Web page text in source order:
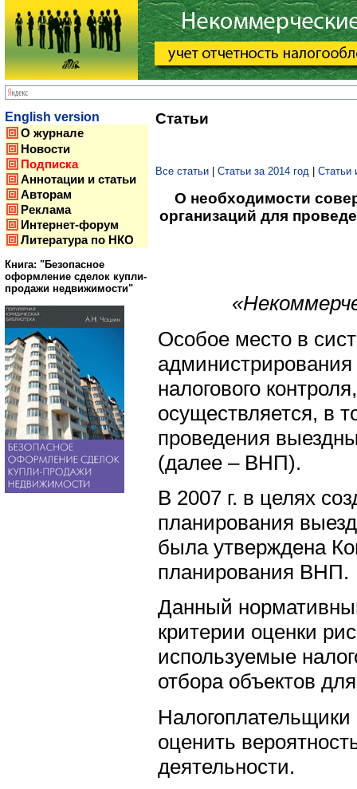
English version
О журнале
Новости
Подписка
Аннотации и статьи
Авторам
Реклама
Интернет-форум
Литература по НКО
Книга: "Безопасное
оформление сделок купли-
продажи недвижимости"
Статьи
Все статьи Статьи за 2014 год Статьи
О необходимости
организаций для
Особое место в
налогового
осуществляется, в
проведения
(далее – ВНП).
В 2007 г. в целях
планирования
была утверждена
планирования ВНП.
Данный
критерии оценки
используемые
отбора объектов
оценить
деятельности.